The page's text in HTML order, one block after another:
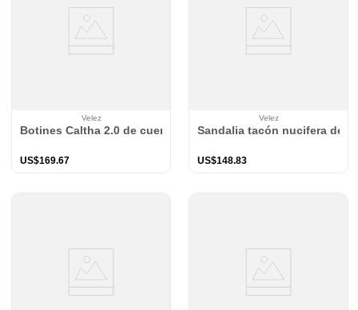
Velez
Botines Caltha 2.0 de cuero para mujer tractorados
US$169.67
Velez
Sandalia tacón nucifera de
US$148.83